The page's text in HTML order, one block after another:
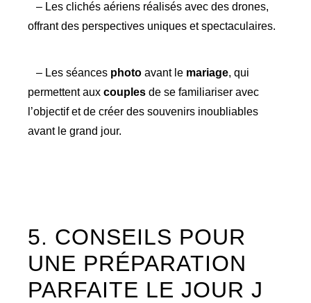
– Les clichés aériens réalisés avec des drones,
offrant des perspectives uniques et spectaculaires.
– Les séances photo avant le mariage, qui
permettent auxcouples de se familiariser avec
l’objectif et de créer des souvenirs inoubliables
avant le grand jour.
5. CONSEILS POUR
UNE PRÉPARATION
PARFAITE LE JOUR J